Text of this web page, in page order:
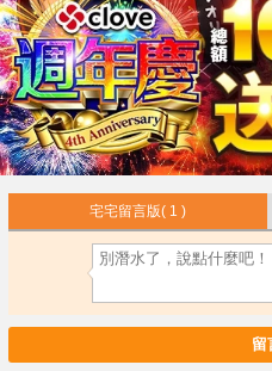
宅宅留言版( 1 )
留